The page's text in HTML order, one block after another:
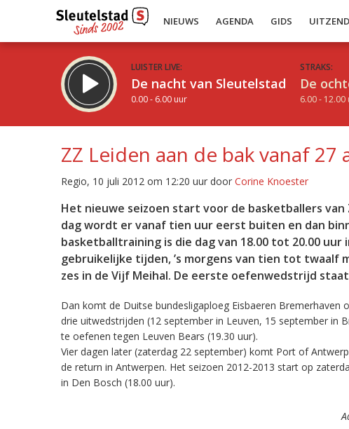
NIEUWS AGENDA GIDS
LUISTER LIVE:
De nacht van Sleutelstad
0.00 - 6.00 uur
STRAKS:
De
6.00 - 12.00
Inklappen
ZZ Leiden aan de bak vanaf 27
Regio, 10 juli 2012 om 12:20 uur door Corine Knoester
Het nieuwe seizoen start voor de basketballers van
dag wordt er vanaf tien uur eerst buiten en dan
basketballtraining is die dag van 18.00 tot 20.00
gebruikelijke tijden, ’s morgens van tien tot twaalf
zes in de Vijf Meihal. De eerste oefenwedstrijd
Dan komt de Duitse bundesligaploeg Eisbaeren Bremerhaven
drie uitwedstrijden (12 september in Leuven, 15 september in
te oefenen tegen Leuven Bears (19.30 uur).
Vier dagen later (zaterdag 22 september) komt Port of
de return in Antwerpen. Het seizoen 2012-2013 start op
in Den Bosch (18.00 uur).